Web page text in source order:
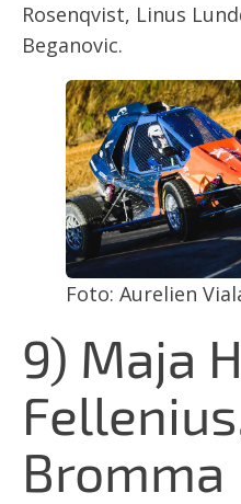
Rosenqvist, Linus
Beganovic.
Foto: Aurelien
9) Maja
Bromma